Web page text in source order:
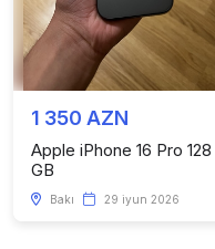
1 350 AZN
Apple iPhone 16 Pro 128
GB
Bakı 29 iyun 2026